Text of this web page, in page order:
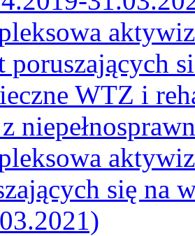
poruszających
WTZ i
się na